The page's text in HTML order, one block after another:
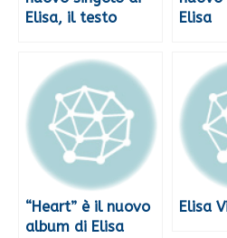
Elisa, il testo
Elisa
“Heart” è il nuovo
album di Elisa
Elisa